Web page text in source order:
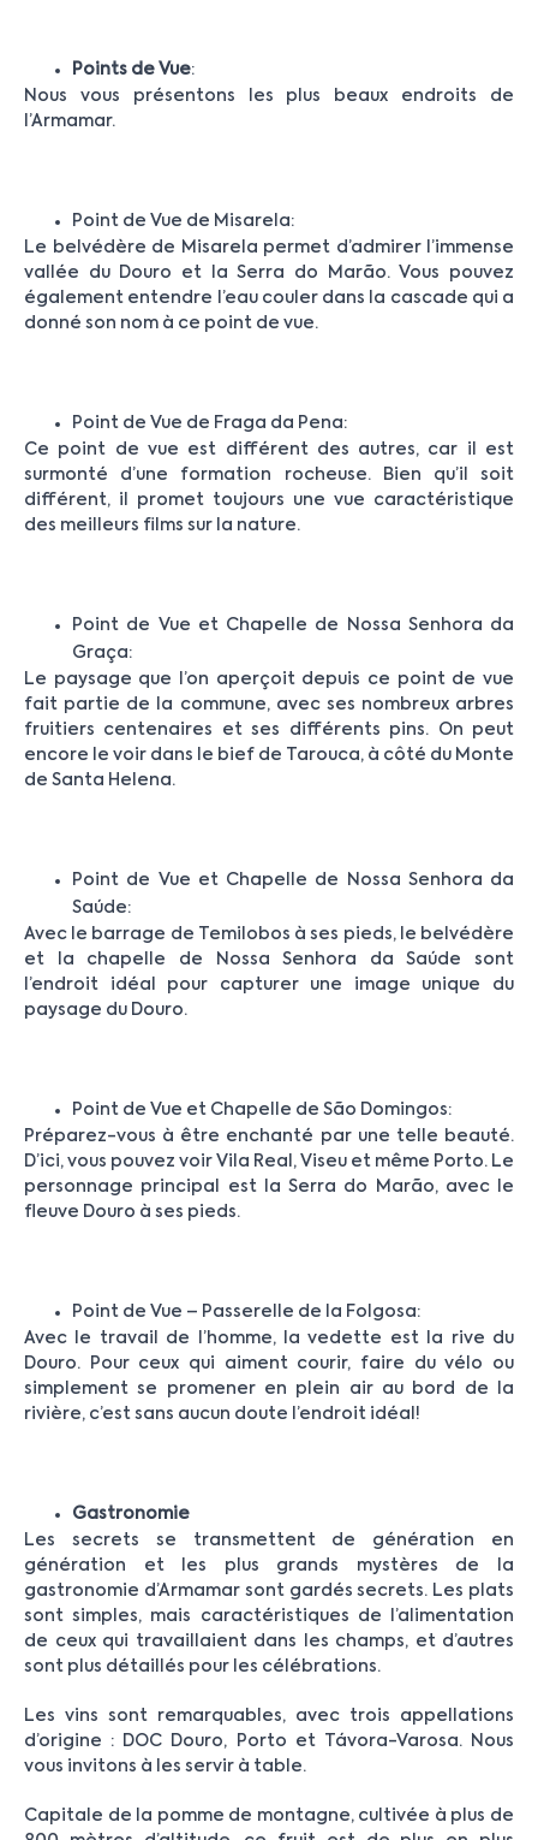
Points de Vue:
Nous vous présentons les plus beaux endroits de
l’Armamar.
Point de Vue de Misarela:
Le belvédère de Misarela permet d’admirer l’immense
vallée du Douro et la Serra do Marão. Vous pouvez
également entendre l’eau couler dans la cascade qui a
donné son nom à ce point de vue.
Point de Vue de Fraga da Pena:
Ce point de vue est différent des autres, car il est
surmonté d’une formation rocheuse. Bien qu’il soit
différent, il promet toujours une vue caractéristique
des meilleurs films sur la nature.
Point de Vue et Chapelle de Nossa Senhora da
Graça:
Le paysage que l’on aperçoit depuis ce point de vue
fait partie de la commune, avec ses nombreux arbres
fruitiers centenaires et ses différents pins. On peut
encore le voir dans le bief de Tarouca, à côté du Monte
de Santa Helena.
Point de Vue et Chapelle de Nossa Senhora da
Saúde:
Avec le barrage de Temilobos à ses pieds, le belvédère
et la chapelle de Nossa Senhora da Saúde sont
l’endroit idéal pour capturer une image unique du
paysage du Douro.
Point de Vue et Chapelle de São Domingos:
Préparez-vous à être enchanté par une telle beauté.
D’ici, vous pouvez voir Vila Real, Viseu et même Porto. Le
personnage principal est la Serra do Marão, avec le
fleuve Douro à ses pieds.
Point de Vue – Passerelle de la Folgosa:
Avec le travail de l’homme, la vedette est la rive du
Douro. Pour ceux qui aiment courir, faire du vélo ou
simplement se promener en plein air au bord de la
rivière, c’est sans aucun doute l’endroit idéal!
Gastronomie
Les secrets se transmettent de génération en
génération et les plus grands mystères de la
gastronomie d’Armamar sont gardés secrets. Les plats
sont simples, mais caractéristiques de l’alimentation
de ceux qui travaillaient dans les champs, et d’autres
sont plus détaillés pour les célébrations.
Les vins sont remarquables, avec trois appellations
d’origine : DOC Douro, Porto et Távora-Varosa. Nous
vous invitons à les servir à table.
Capitale de la pomme de montagne, cultivée à plus de